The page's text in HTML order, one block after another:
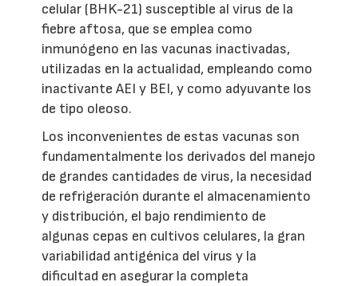
celular (BHK-21) susceptible al virus de la
fiebre aftosa, que se emplea como
inmunógeno en las vacunas inactivadas,
utilizadas en la actualidad, empleando como
inactivante AEI y BEI, y como adyuvante los
de tipo oleoso.
Los inconvenientes de estas vacunas son
fundamentalmente los derivados del manejo
de grandes cantidades de virus, la necesidad
de refrigeración durante el almacenamiento
y distribución, el bajo rendimiento de
algunas cepas en cultivos celulares, la gran
variabilidad antigénica del virus y la
dificultad en asegurar la completa